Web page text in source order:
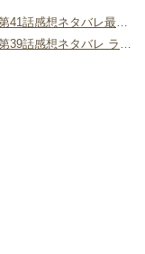
ヒーリングっどプリキュア(ヒープリ)第41話感想ネタバレ最終回に向けて波乱の展開！
ヒーリングっどプリキュア(ヒープリ)第39話感想ネタバレ ラスボスキングビョーゲンと最終決戦！？